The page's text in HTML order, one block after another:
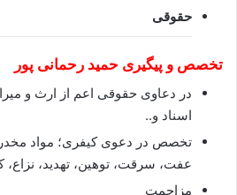
حقوقی
تخصص و پیگیری حمید رحمانی پور
در دعاوی حقوقی اعم از ارث و
اسناد و..
تخصص در دعوی کیفری؛ مواد
عفت، سرقت، توهین، تهدید، نزاع،
مزاحمت